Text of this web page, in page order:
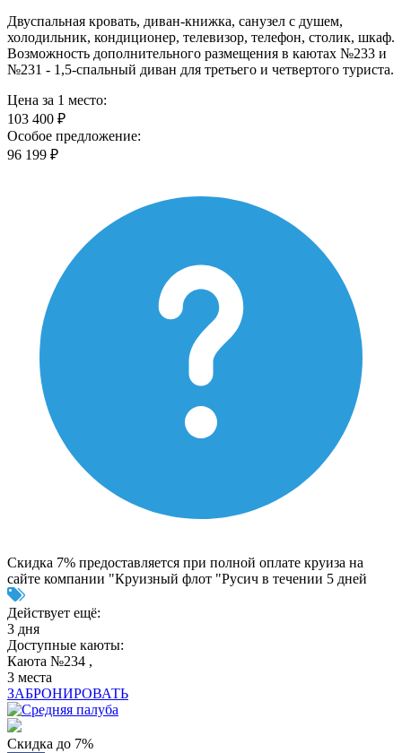
Двуспальная кровать, диван-книжка, санузел с душем,
холодильник, кондиционер, телевизор, телефон, столик, шкаф.
Возможность дополнительного размещения в каютах №233 и
№231 - 1,5-спальный диван для третьего и четвертого туриста.
Цена за 1 место:
103 400 ₽
Особое предложение:
96 199 ₽
Скидка 7% предоставляется при полной оплате круиза на
сайте компании "Круизный флот "Русич в течении 5 дней
Действует ещё:
3 дня
Доступные каюты:
Каюта №234 ,
3 места
ЗАБРОНИРОВАТЬ
Скидка до 7%